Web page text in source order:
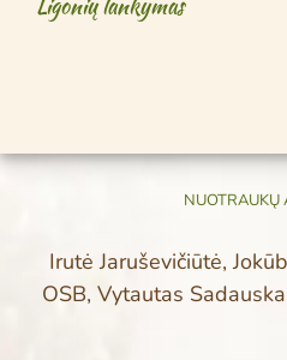
NUOTRAUKŲ
Irutė Jaruševičiūtė,
OSB, Vytautas